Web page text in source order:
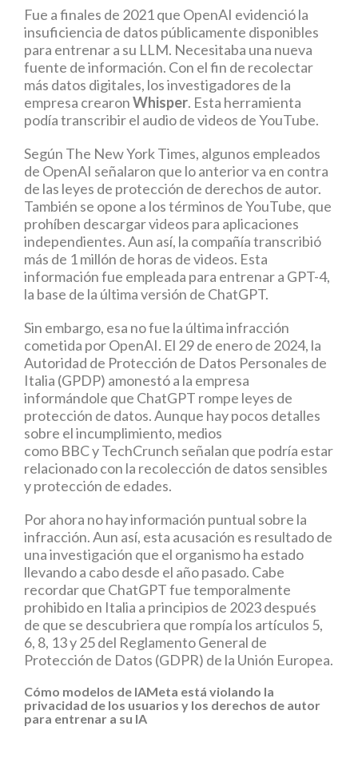
Fue a finales de 2021 que OpenAI evidenció la
insuficiencia de datos públicamente disponibles
para entrenar a su LLM. Necesitaba una nueva
fuente de información. Con el fin de recolectar
más datos digitales, los investigadores de la
empresa crearonWhisper. Esta herramienta
podía transcribir el audio de videos de YouTube.
Según The New York Times, algunos empleados
de OpenAI señalaron que lo anterior va en contra
de las leyes de protección de derechos de autor.
También se opone a los términos de YouTube, que
prohíben descargar videos para aplicaciones
independientes. Aun así, la compañía transcribió
más de 1 millón de horas de videos. Esta
información fue empleada para entrenar a GPT-4,
la base de la última versión de ChatGPT.
Sin embargo, esa no fue la última infracción
cometida por OpenAI. El 29 de enero de 2024, la
Autoridad de Protección de Datos Personales de
Italia (GPDP) amonestó a la empresa
informándole que ChatGPT rompe leyes de
protección de datos. Aunque hay pocos detalles
sobre el incumplimiento, medios
como BBC y TechCrunch señalan que podría estar
relacionado con la recolección de datos sensibles
y protección de edades.
Por ahora no hay información puntual sobre la
infracción. Aun así, esta acusación es resultado de
una investigación que el organismo ha estado
llevando a cabo desde el año pasado. Cabe
recordar que ChatGPT fue temporalmente
prohibido en Italia a principios de 2023 después
de que se descubriera que rompía los artículos 5,
6, 8, 13 y 25 del Reglamento General de
Protección de Datos (GDPR) de la Unión Europea.
Cómo modelos de IAMeta está violando la
privacidad de los usuarios y los derechos de autor
para entrenar a su IA